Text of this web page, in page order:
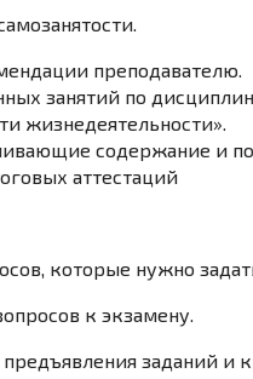
преподавателю.
занятий по
жизнедеятельности».
содержание и
аттестаций
которые нужно
к экзамену.
предъявления заданий и